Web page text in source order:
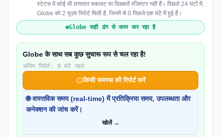
स्टेटस में कोई भी लगातार रुकावट या दिक्कतें रजिस्टर नहीं हैं। पिछले 24 घंटों में,
Globe को 2 यूज़र रिपोर्ट मिली हैं, जिनमें से 0 पिछले एक घंटे में हुई हैं।
Globe सही ढंग से काम कर रहा है
Globe के साथ सब कुछ सुचारू रूप से चल रहा है!
अंतिम रिपोर्ट: 9 घंटे पहले
किसी समस्या की रिपोर्ट करें
🌐 वास्तविक समय (real-time) में प्रतिक्रिया समय, उपलब्धता और
कनेक्शन की जांच करें।
खोलें →